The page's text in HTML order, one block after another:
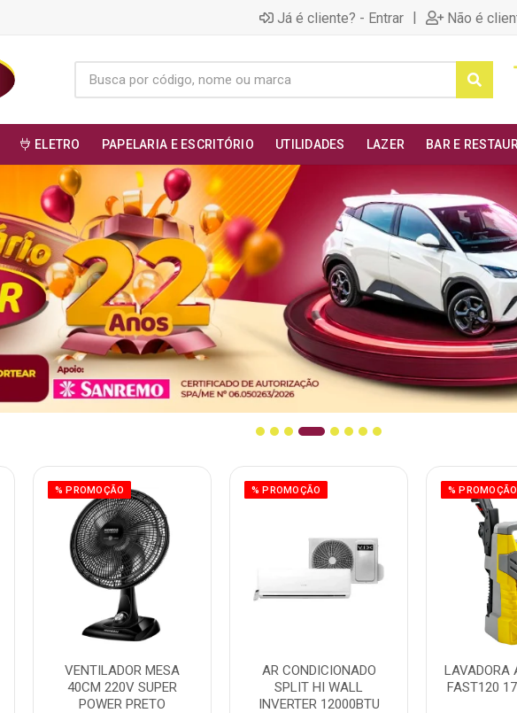
Já é cliente? - Entrar | Não é
ELETRO PAPELARIA E ESCRITÓRIO UTILIDADES LAZER BAR E
% PROMOÇÃO
VENTILADOR MESA
40CM 220V SUPER
POWER PRETO
% PROMOÇÃO
AR CONDICIONADO
SPLIT HI WALL
INVERTER 12000BTU
% PROMOÇÃO
LAVADORA
FAST120